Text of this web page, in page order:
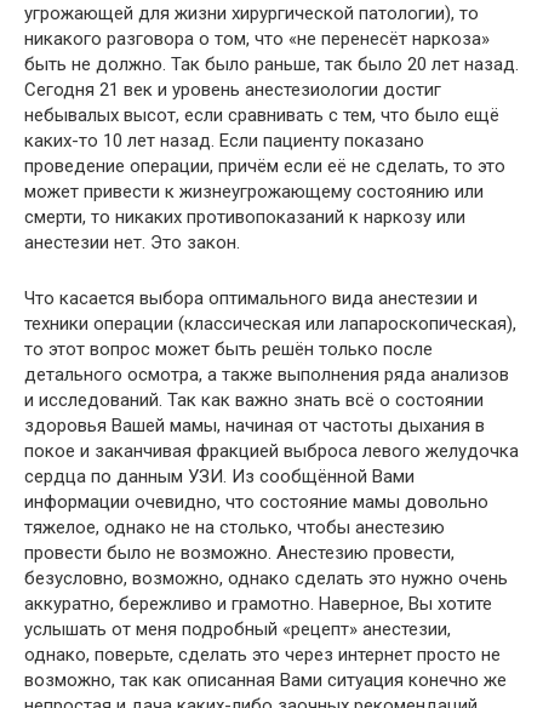
угрожающей для жизни хирургической патологии), то
никакого разговора о том, что «не перенесёт наркоза»
быть не должно. Так было раньше, так было 20 лет назад.
Сегодня 21 век и уровень анестезиологии достиг
небывалых высот, если сравнивать с тем, что было ещё
каких-то 10 лет назад. Если пациенту показано
проведение операции, причём если её не сделать, то это
может привести к жизнеугрожающему состоянию или
смерти, то никаких противопоказаний к наркозу или
анестезии нет. Это закон.
Что касается выбора оптимального вида анестезии и
техники операции (классическая или лапароскопическая),
то этот вопрос может быть решён только после
детального осмотра, а также выполнения ряда анализов
и исследований. Так как важно знать всё о состоянии
здоровья Вашей мамы, начиная от частоты дыхания в
покое и заканчивая фракцией выброса левого желудочка
сердца по данным УЗИ. Из сообщённой Вами
информации очевидно, что состояние мамы довольно
тяжелое, однако не на столько, чтобы анестезию
провести было не возможно. Анестезию провести,
безусловно, возможно, однако сделать это нужно очень
аккуратно, бережливо и грамотно. Наверное, Вы хотите
услышать от меня подробный «рецепт» анестезии,
однако, поверьте, сделать это через интернет просто не
возможно, так как описанная Вами ситуация конечно же